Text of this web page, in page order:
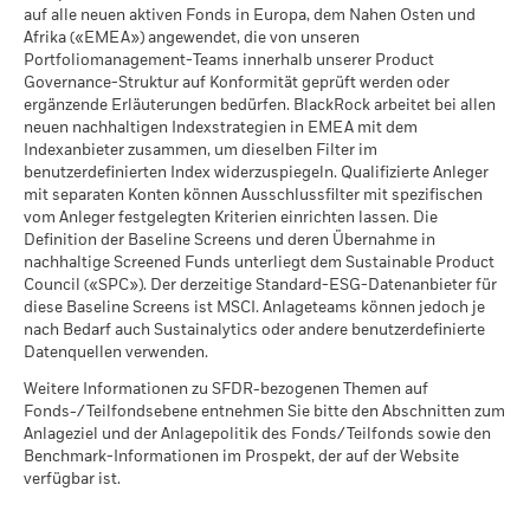
Währung als derjenigen investieren, in der die
Wertentwicklung in der Vergangenheit berechnet wurde.
Quelle:Blackrock.
Fonds aus der Wertpapierleihe über einen Zeitraum von 12
Monaten, dividiert durch den durchschnittlichen NAV des
Fonds im selben Zeitraum. BlackRock verfolgt die Politik,
vierteljährlich mit einer einmonatigen Verzögerung Angaben
zur Wertentwicklung zu veröffentlichen. Das bedeutet, dass
die Renditen für den Zeitraum vom 01/01/2019 bis
31/12/2019 ab dem 01/02/2020 veröffentlicht werden
können.
Das maximale Leihvolumen kann im Laufe der Zeit
Schwankungen unterliegen.
Bei der Wertpapierleihe besteht das Risiko von Verlusten falls
ein Entleiher vor der Rückgabe der Werpapiere ausfällt und
auf Grund von Marktbewegungen der Wert der Sicherheiten
fällt und / oder der Wert der verliehenen Wertpapiere
ansteigt.
(Tonnen CO2E/$M UMSATZ)
Per 17.Juli2026
MSCI-Daten zum impliziten
Temperaturanstieg (+0-
3,0°C)
Per 17.Juli2026
>3,0° C
MSCI ESG-%-Abdeckung
Per 17.Juli2026
96.34
MSCI ESG-Qualitätswert -
Perzentil Vergleichsgruppe
Per 17.Juli2026
Fonds in der
Vergleichsgruppe
Per 17.Juli2026
42
MSCI-Daten zur gewichteten
durchschnittlichen
Kohlenstoffintensität in
Prozent
Per 17.Juli2026
97.60
MSCI - Ölsand
Per 05.Aug.2026
0.00%
Abdeckung der
geschäftlichen
Beteiligungen
Per 05.Aug.2026
Nicht abgedeckter
prozentualer Anteil des
Fonds
Per 05.Aug.2026
Die hierüber für Kraftwerkskohle und Ölsande aufgeführten
werden für Unternehmen berechnet und ausgewiesen, die
gemäss der Definition von MSCI ESG Research mehr als 5 %
ihres Umsatzes mit Kraftwerkskohle oder Ölsanden
erwirtschaften. Für Engagements in Unternehmen, die
gemäss der Definition von MSCI ESG Research anderweitige
Sustainability related disclosure - ISISAGTTL
(de)
Sustainability related disclosure - ISISAGTTL
(it)
Sustainability related disclosure - ISISAGTTL
(fr)
See all documents
auf alle neuen aktiven Fonds in Europa, dem Nahen Osten und
Afrika («EMEA») angewendet, die von unseren
Portfoliomanagement-Teams innerhalb unserer Product
Governance-Struktur auf Konformität geprüft werden oder
ergänzende Erläuterungen bedürfen. BlackRock arbeitet bei allen
neuen nachhaltigen Indexstrategien in EMEA mit dem
Indexanbieter zusammen, um dieselben Filter im
benutzerdefinierten Index widerzuspiegeln. Qualifizierte Anleger
mit separaten Konten können Ausschlussfilter mit spezifischen
vom Anleger festgelegten Kriterien einrichten lassen. Die
Definition der Baseline Screens und deren Übernahme in
nachhaltige Screened Funds unterliegt dem Sustainable Product
Council («SPC»). Der derzeitige Standard-ESG-Datenanbieter für
diese Baseline Screens ist MSCI. Anlageteams können jedoch je
nach Bedarf auch Sustainalytics oder andere benutzerdefinierte
Datenquellen verwenden.
Weitere Informationen zu SFDR-bezogenen Themen auf
Fonds-/Teilfondsebene entnehmen Sie bitte den Abschnitten zum
Anlageziel und der Anlagepolitik des Fonds/Teilfonds sowie den
Benchmark-Informationen im Prospekt, der auf der Website
verfügbar ist.